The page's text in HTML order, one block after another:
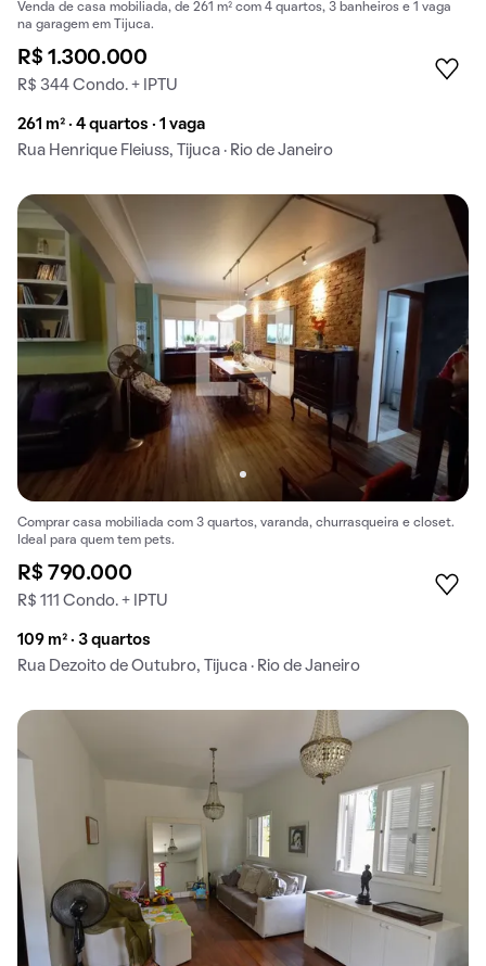
Venda de casa mobiliada, de 261 m² com 4 quartos, 3 banheiros e 1 vaga
na garagem em Tijuca.
R$ 1.300.000
R$ 344 Condo. + IPTU
261 m² · 4 quartos · 1 vaga
Rua Henrique Fleiuss, Tijuca · Rio de Janeiro
Comprar casa mobiliada com 3 quartos, varanda, churrasqueira e closet.
Ideal para quem tem pets.
R$ 790.000
R$ 111 Condo. + IPTU
109 m² · 3 quartos
Rua Dezoito de Outubro, Tijuca · Rio de Janeiro